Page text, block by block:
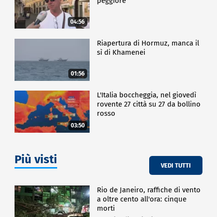
04:56
01:56
Riapertura di Hormuz, manca il
sì di Khamenei
03:50
L'Italia boccheggia, nel giovedì
rovente 27 città su 27 da bollino
rosso
Più visti VEDI TUTTI
Rio de Janeiro, raffiche di vento
a oltre cento all'ora: cinque
morti